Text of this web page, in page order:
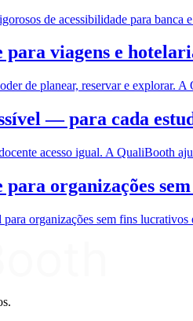
de acessibilidade para
para viagens e
de planear, reservar e explorar.
— para cada
acesso igual. A QualiBooth
para organizações
organizações sem fins